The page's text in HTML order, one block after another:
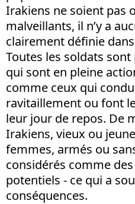
Irakiens ne soient pas
malveillants, il n’y a
clairement définie
Toutes les soldats
qui sont en pleine
comme ceux qui
ravitaillement ou font
leur jour de repos. De
Irakiens, vieux ou
femmes, armés ou
considérés comme
potentiels - ce qui a
conséquences.